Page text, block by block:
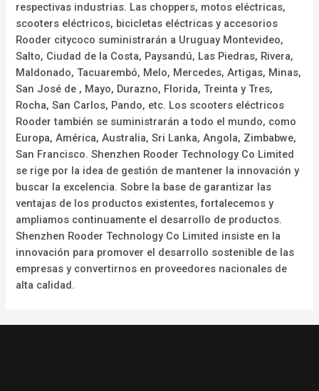
respectivas industrias. Las choppers, motos eléctricas,
scooters eléctricos, bicicletas eléctricas y accesorios
Rooder citycoco suministrarán a Uruguay Montevideo,
Salto, Ciudad de la Costa, Paysandú, Las Piedras, Rivera,
Maldonado, Tacuarembó, Melo, Mercedes, Artigas, Minas,
San José de , Mayo, Durazno, Florida, Treinta y Tres,
Rocha, San Carlos, Pando, etc. Los scooters eléctricos
Rooder también se suministrarán a todo el mundo, como
Europa, América, Australia, Sri Lanka, Angola, Zimbabwe,
San Francisco. Shenzhen Rooder Technology Co Limited
se rige por la idea de gestión de mantener la innovación y
buscar la excelencia. Sobre la base de garantizar las
ventajas de los productos existentes, fortalecemos y
ampliamos continuamente el desarrollo de productos.
Shenzhen Rooder Technology Co Limited insiste en la
innovación para promover el desarrollo sostenible de las
empresas y convertirnos en proveedores nacionales de
alta calidad.